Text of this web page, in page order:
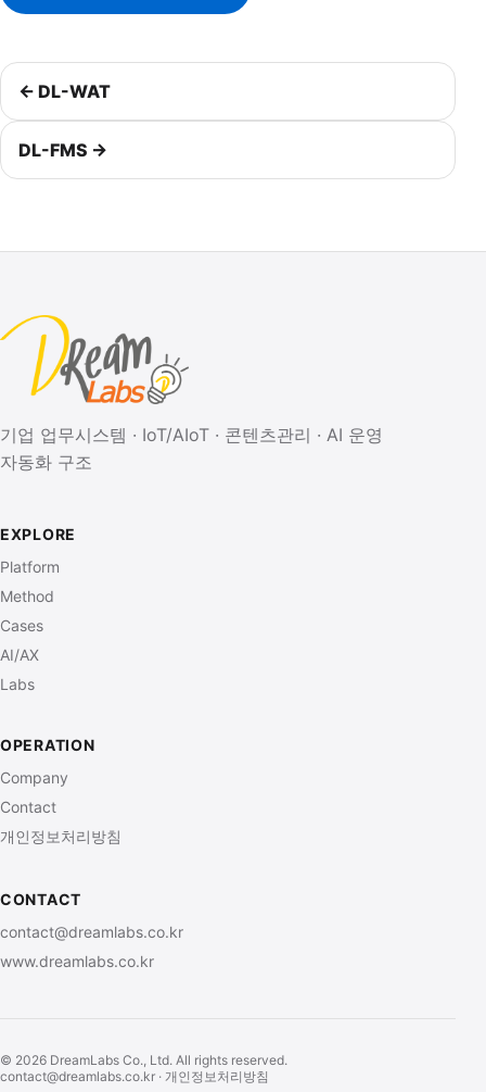
← DL-WAT
DL-FMS →
기업 업무시스템 · IoT/AIoT · 콘텐츠관리 · AI 운영
자동화 구조
EXPLORE
Platform
Method
Cases
AI/AX
Labs
OPERATION
Company
Contact
개인정보처리방침
CONTACT
contact@dreamlabs.co.kr
www.dreamlabs.co.kr
© 2026 DreamLabs Co., Ltd. All rights reserved.
contact@dreamlabs.co.kr · 개인정보처리방침